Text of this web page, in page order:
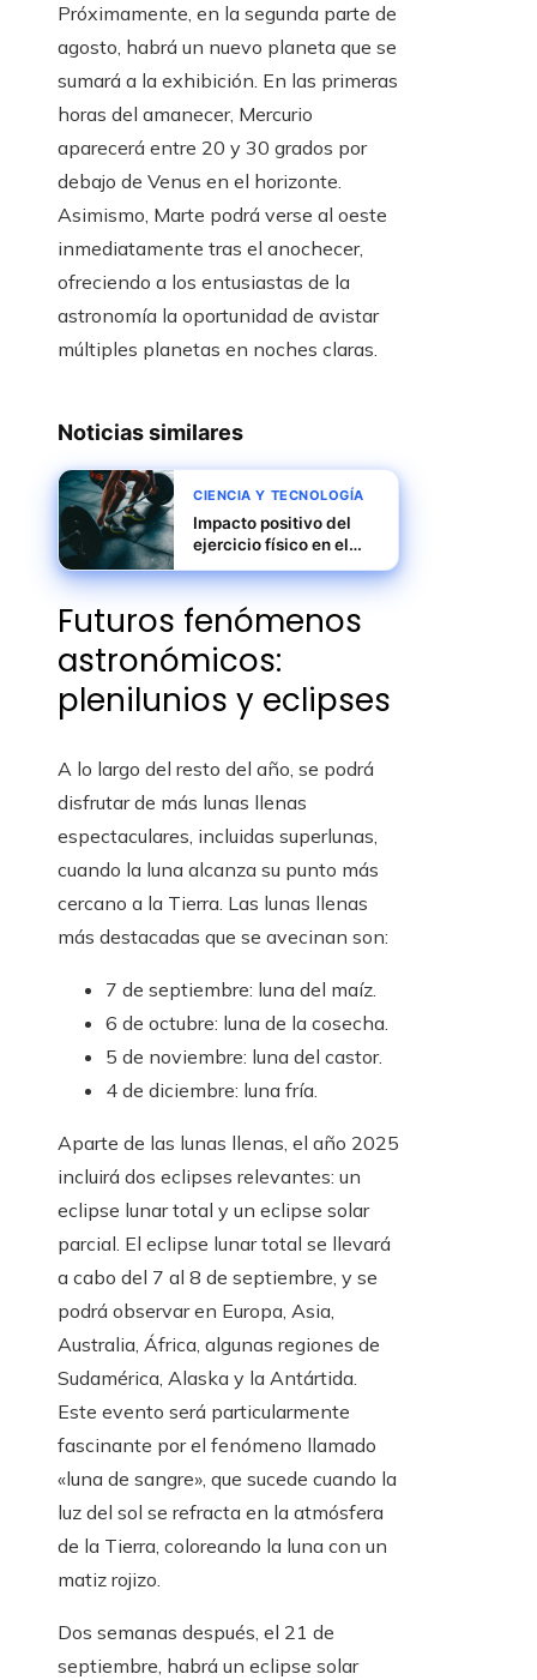
Próximamente, en la segunda parte de
agosto, habrá un nuevo planeta que se
sumará a la exhibición. En las primeras
horas del amanecer, Mercurio
aparecerá entre 20 y 30 grados por
debajo de Venus en el horizonte.
Asimismo, Marte podrá verse al oeste
inmediatamente tras el anochecer,
ofreciendo a los entusiastas de la
astronomía la oportunidad de avistar
múltiples planetas en noches claras.
Noticias similares
CIENCIA Y TECNOLOGÍA
Impacto positivo del
ejercicio físico en el
sistema cardiovascular
Futuros fenómenos
astronómicos:
plenilunios y eclipses
A lo largo del resto del año, se podrá
disfrutar de más lunas llenas
espectaculares, incluidas superlunas,
cuando la luna alcanza su punto más
cercano a la Tierra. Las lunas llenas
más destacadas que se avecinan son:
7 de septiembre: luna del maíz.
6 de octubre: luna de la cosecha.
5 de noviembre: luna del castor.
4 de diciembre: luna fría.
Aparte de las lunas llenas, el año 2025
incluirá dos eclipses relevantes: un
eclipse lunar total y un eclipse solar
parcial. El eclipse lunar total se llevará
a cabo del 7 al 8 de septiembre, y se
podrá observar en Europa, Asia,
Australia, África, algunas regiones de
Sudamérica, Alaska y la Antártida.
Este evento será particularmente
fascinante por el fenómeno llamado
«luna de sangre», que sucede cuando la
luz del sol se refracta en la atmósfera
de la Tierra, coloreando la luna con un
matiz rojizo.
Dos semanas después, el 21 de
septiembre, habrá un eclipse solar